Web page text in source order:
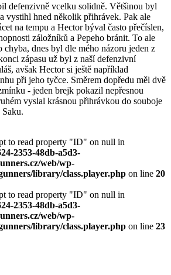
defenzivně vcelku solidně. Většinou byl
vystihl hned několik přihrávek. Pak ale
na tempu a Hector býval často přečíslen,
záložníků a Pepeho bránit. To ale
chyba, dnes byl dle mého názoru jeden z
zápasu už byl z naší defenzivní
avšak Hector si ještě například
při jeho tyčce. Směrem dopředu měl dvě
- jeden brejk pokazil nepřesnou
vyslal krásnou přihrávkou do souboje
to read property "ID" on null in
2353-48db-a5d3-
web/wp-
library/class.player.php on line 20
to read property "ID" on null in
2353-48db-a5d3-
web/wp-
library/class.player.php on line 23